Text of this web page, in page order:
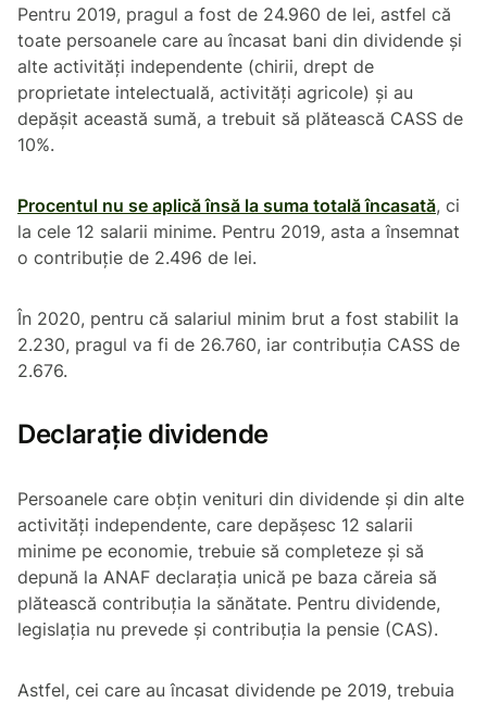
Pentru 2019, pragul a fost de 24.960 de lei, astfel că
toate persoanele care au încasat bani din dividende și
alte activități independente (chirii, drept de
proprietate intelectuală, activități agricole) și au
depășit această sumă, a trebuit să plătească CASS de
10%.
Procentul nu se aplică însă la suma totală încasată, ci
la cele 12 salarii minime. Pentru 2019, asta a însemnat
o contribuție de 2.496 de lei.
În 2020, pentru că salariul minim brut a fost stabilit la
2.230, pragul va fi de 26.760, iar contribuția CASS de
2.676.
Declarație dividende
Persoanele care obțin venituri din dividende și din alte
activități independente, care depășesc 12 salarii
minime pe economie, trebuie să completeze și să
depună la ANAF declarația unică pe baza căreia să
plătească contribuția la sănătate. Pentru dividende,
legislația nu prevede și contribuția la pensie (CAS).
Astfel, cei care au încasat dividende pe 2019, trebuia